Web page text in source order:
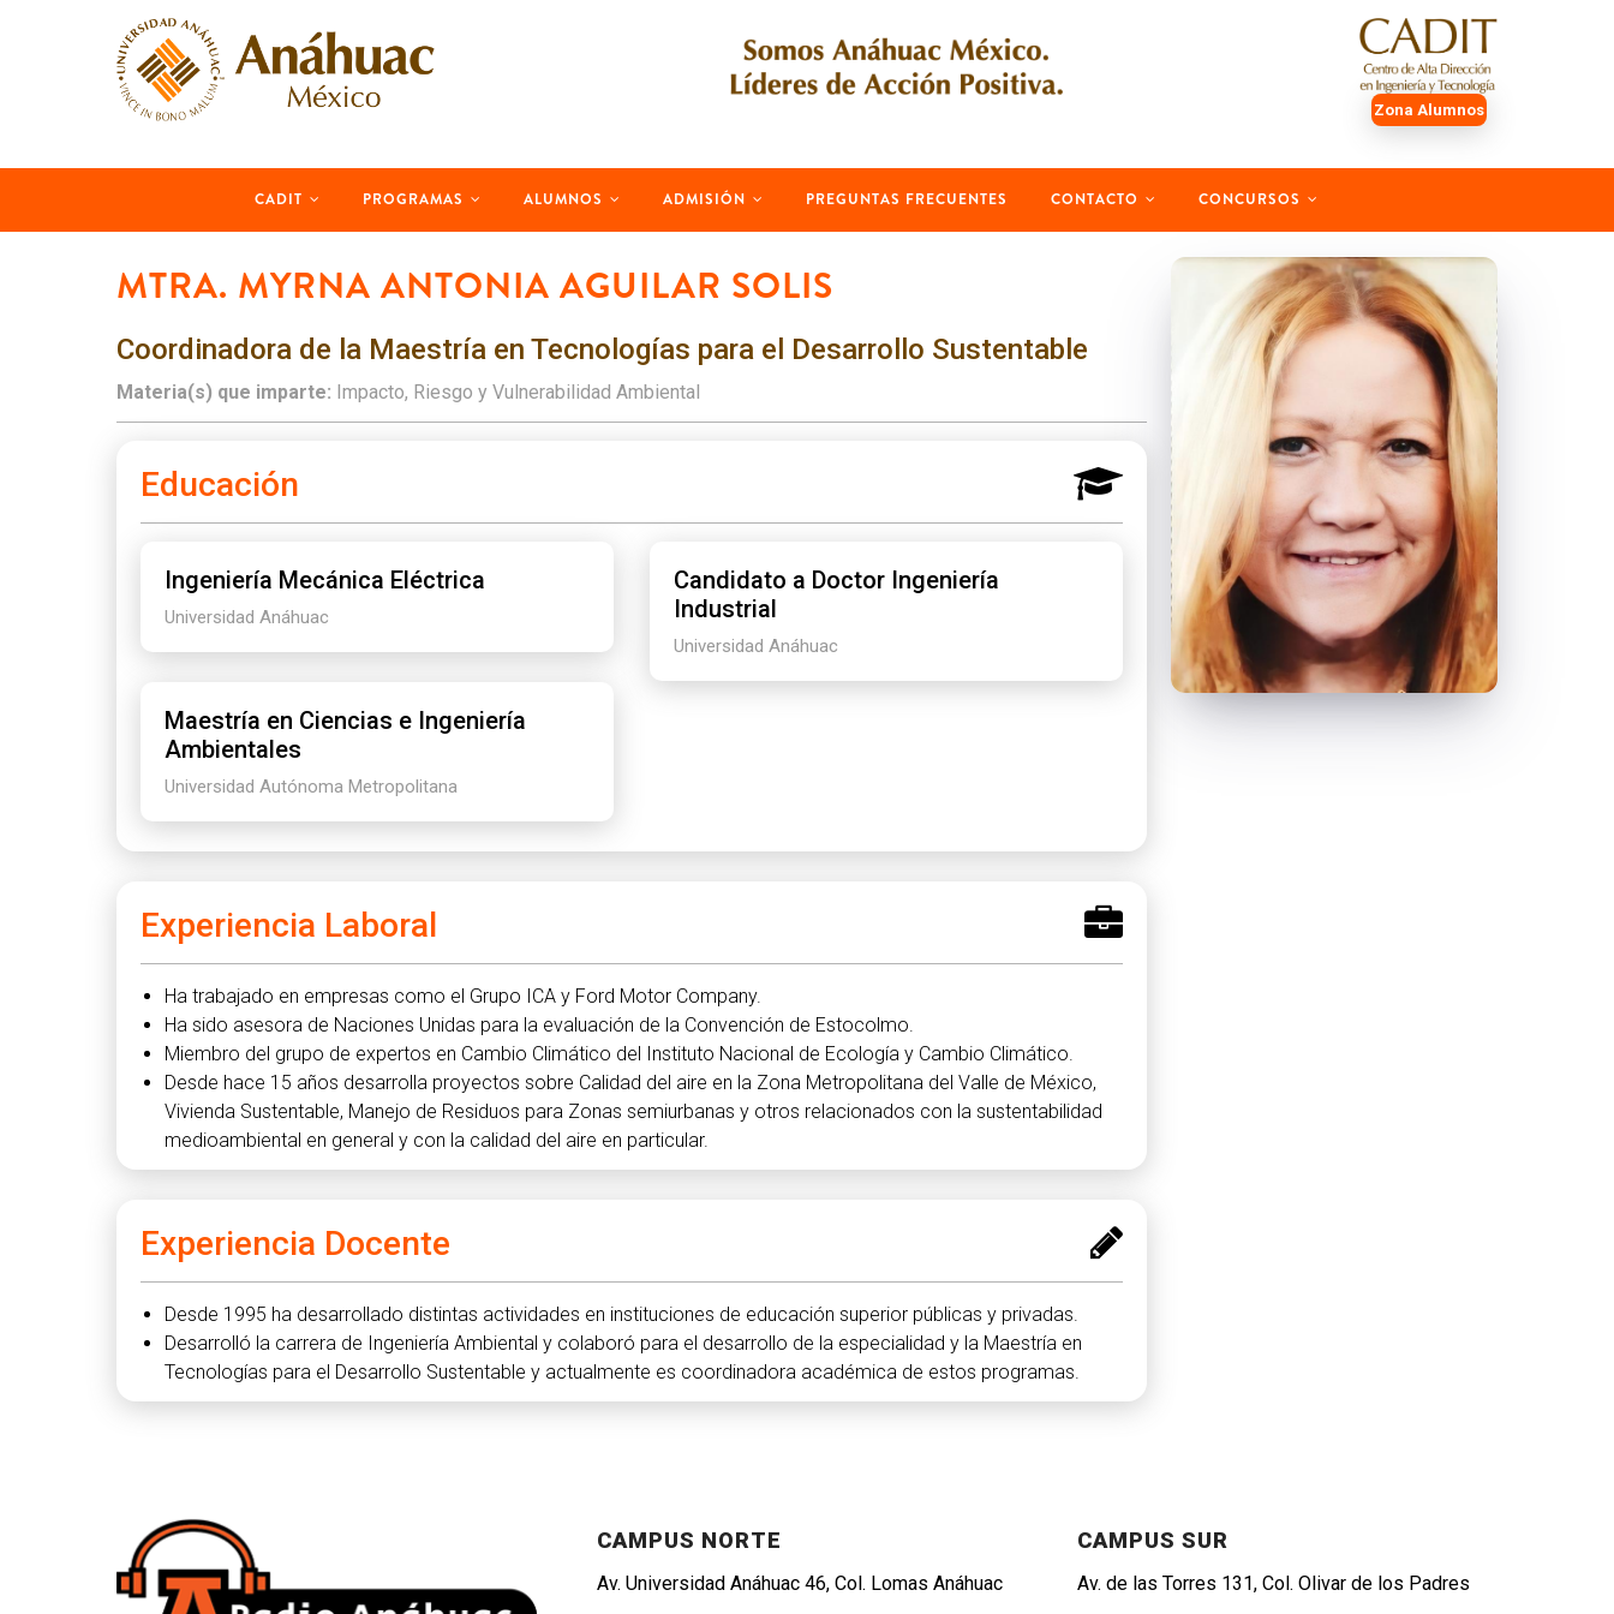
Zona Alumnos
MAIN
CADIT PROGRAMAS ALUMNOS ADMISIÓN PREGUNTAS FRECUENTES CONTACTO CONCURSOS
MTRA. MYRNA ANTONIA AGUILAR SOLIS
Coordinadora de la Maestría en Tecnologías para el Desarrollo Sustentable
Materia(s) que imparte: Impacto, Riesgo y Vulnerabilidad Ambiental
Educación
Ingeniería Mecánica Eléctrica
Universidad Anáhuac
Maestría en Ciencias e Ingeniería
Ambientales
Universidad Autónoma Metropolitana
Candidato a Doctor Ingeniería
Industrial
Universidad Anáhuac
Experiencia Laboral
Ha trabajado en empresas como el Grupo ICA y Ford Motor Company.
Ha sido asesora de Naciones Unidas para la evaluación de la Convención de Estocolmo.
Miembro del grupo de expertos en Cambio Climático del Instituto Nacional de Ecología y Cambio Climático.
Desde hace 15 años desarrolla proyectos sobre Calidad del aire en la Zona Metropolitana del Valle de México,
Vivienda Sustentable, Manejo de Residuos para Zonas semiurbanas y otros relacionados con la sustentabilidad
medioambiental en general y con la calidad del aire en particular.
Experiencia Docente
Desde 1995 ha desarrollado distintas actividades en instituciones de educación superior públicas y privadas.
Desarrolló la carrera de Ingeniería Ambiental y colaboró para el desarrollo de la especialidad y la Maestría en
Tecnologías para el Desarrollo Sustentable y actualmente es coordinadora académica de estos programas.
CAMPUS NORTE
Av. Universidad Anáhuac 46, Col. Lomas Anáhuac
CAMPUS SUR
Av. de las Torres 131, Col. Olivar de los Padres